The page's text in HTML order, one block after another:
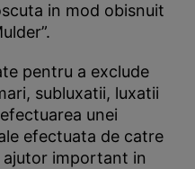
in mod obisnuit
pentru a exclude
subluxatii, luxatii
unei
efectuata de catre
important in